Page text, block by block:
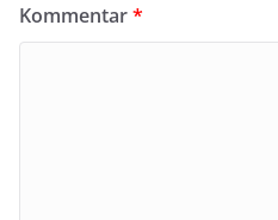
Kommentar*